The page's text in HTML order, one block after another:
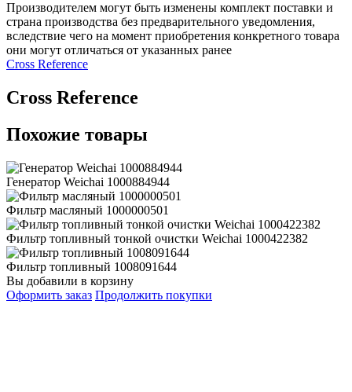
Производителем могут быть изменены комплект поставки и
страна производства без предварительного уведомления,
вследствие чего на момент приобретения конкретного товара
они могут отличаться от указанных ранее
Сross Reference
Сross Reference
Похожие товары
Генератор Weichai 1000884944
Фильтр масляный 1000000501
Фильтр топливный тонкой очистки Weichai 1000422382
Фильтр топливный 1008091644
Вы добавили в корзину
Оформить заказ Продолжить покупки